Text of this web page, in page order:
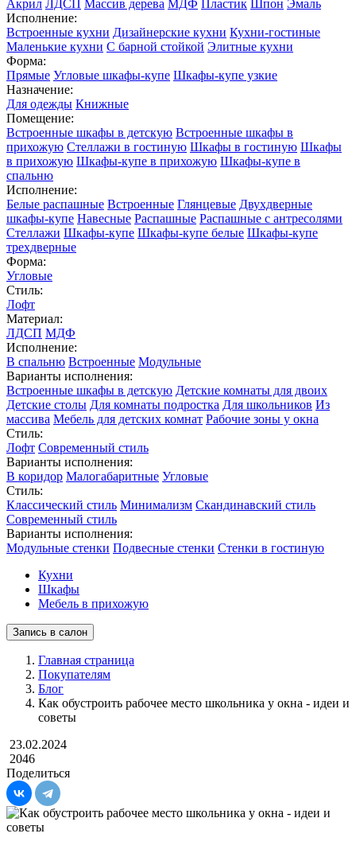
Акрил ЛДСП Массив дерева МДФ Пластик Шпон Эмаль
Исполнение:
Встроенные кухни Дизайнерские кухни Кухни-гостиные
Маленькие кухни С барной стойкой Элитные кухни
Форма:
Прямые Угловые шкафы-купе Шкафы-купе узкие
Назначение:
Для одежды Книжные
Помещение:
Встроенные шкафы в детскую Встроенные шкафы в
прихожую Стеллажи в гостиную Шкафы в гостиную Шкафы
в прихожую Шкафы-купе в прихожую Шкафы-купе в
спальню
Исполнение:
Белые распашные Встроенные Глянцевые Двухдверные
шкафы-купе Навесные Распашные Распашные с антресолями
Стеллажи Шкафы-купе Шкафы-купе белые Шкафы-купе
трехдверные
Форма:
Угловые
Стиль:
Лофт
Материал:
ЛДСП МДФ
Исполнение:
В спальню Встроенные Модульные
Варианты исполнения:
Встроенные шкафы в детскую Детские комнаты для двоих
Детские столы Для комнаты подростка Для школьников Из
массива Мебель для детских комнат Рабочие зоны у окна
Стиль:
Лофт Современный стиль
Варианты исполнения:
В коридор Малогабаритные Угловые
Стиль:
Классический стиль Минимализм Скандинавский стиль
Современный стиль
Варианты исполнения:
Модульные стенки Подвесные стенки Стенки в гостиную
Кухни
Шкафы
Мебель в прихожую
Запись в салон
Главная страница
Покупателям
Блог
Как обустроить рабочее место школьника у окна - идеи и
советы
23.02.2024
2046
Поделиться